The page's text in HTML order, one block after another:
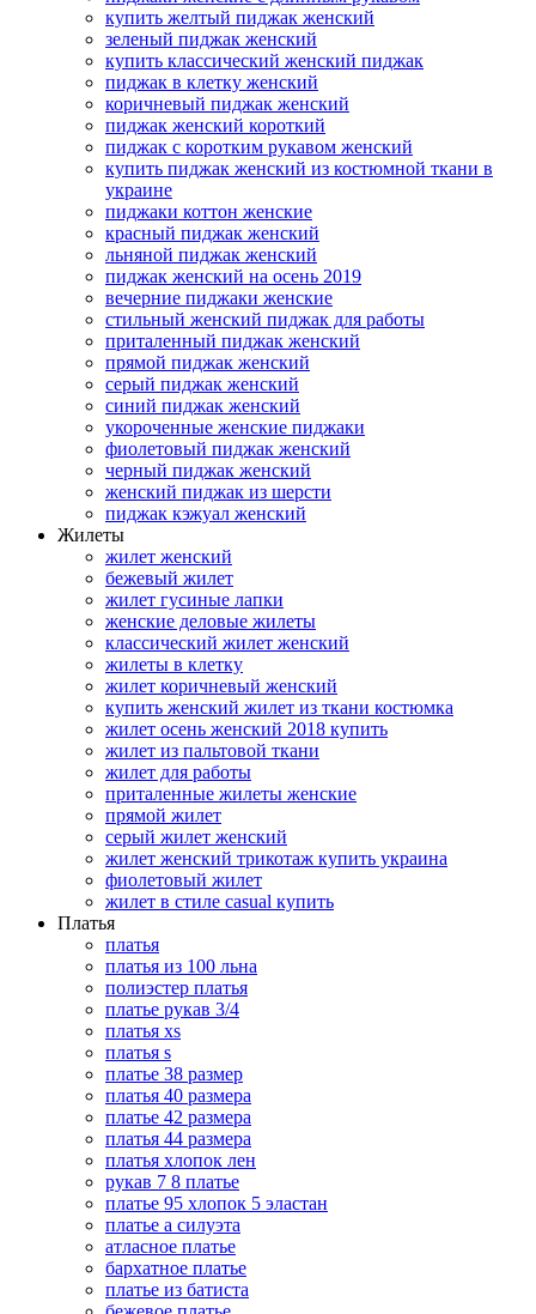
купить желтый пиджак женский
зеленый пиджак женский
купить классический женский пиджак
пиджак в клетку женский
коричневый пиджак женский
пиджак женский короткий
пиджак с коротким рукавом женский
купить пиджак женский из костюмной ткани в
украине
пиджаки коттон женские
красный пиджак женский
льняной пиджак женский
пиджак женский на осень 2019
вечерние пиджаки женские
стильный женский пиджак для работы
приталенный пиджак женский
прямой пиджак женский
серый пиджак женский
синий пиджак женский
укороченные женские пиджаки
фиолетовый пиджак женский
черный пиджак женский
женский пиджак из шерсти
пиджак кэжуал женский
Жилеты
жилет женский
бежевый жилет
жилет гусиные лапки
женские деловые жилеты
классический жилет женский
жилеты в клетку
жилет коричневый женский
купить женский жилет из ткани костюмка
жилет осень женский 2018 купить
жилет из пальтовой ткани
жилет для работы
приталенные жилеты женские
прямой жилет
серый жилет женский
жилет женский трикотаж купить украина
фиолетовый жилет
жилет в стиле casual купить
Платья
платья
платья из 100 льна
полиэстер платья
платье рукав 3/4
платья xs
платья s
платье 38 размер
платья 40 размера
платье 42 размера
платья 44 размера
платья хлопок лен
рукав 7 8 платье
платье 95 хлопок 5 эластан
платье а силуэта
атласное платье
бархатное платье
платье из батиста